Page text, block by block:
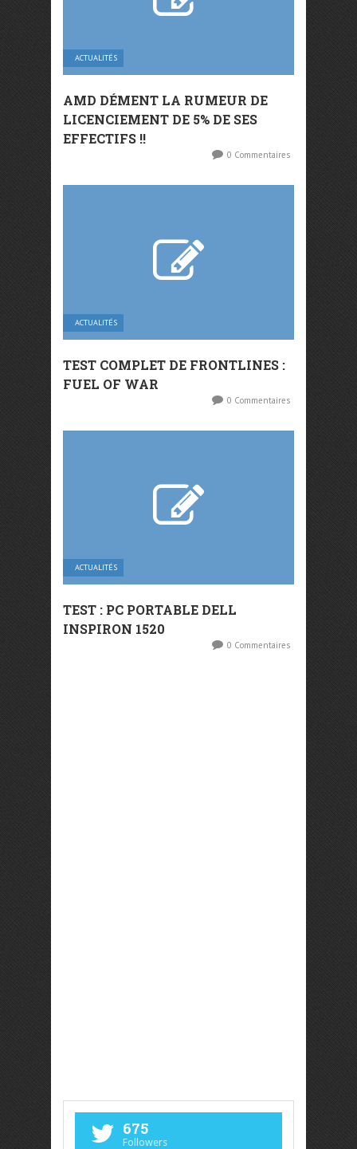
ACTUALITÉS
AMD DÉMENT LA RUMEUR DE
LICENCIEMENT DE 5% DE SES
EFFECTIFS !!
0 Commentaires
ACTUALITÉS
TEST COMPLET DE FRONTLINES :
FUEL OF WAR
0 Commentaires
ACTUALITÉS
TEST : PC PORTABLE DELL
INSPIRON 1520
0 Commentaires
675
Followers